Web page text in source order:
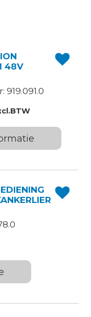
48V